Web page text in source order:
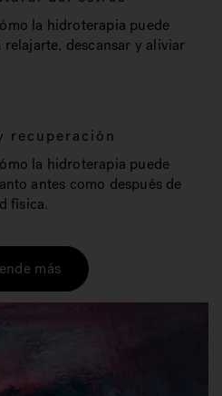
la hidroterapia puede
relajarte, descansar y aliviar
recuperación
la hidroterapia puede
antes como después de
física.
más